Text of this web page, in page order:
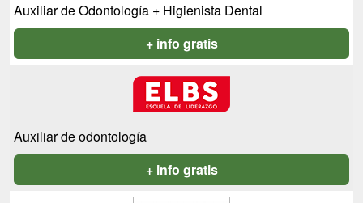
Auxiliar de Odontología + Higienista Dental
+ info gratis
Auxiliar de odontología
+ info gratis